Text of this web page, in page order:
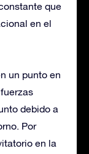
que
en el
un punto en
debido a
Por
en la